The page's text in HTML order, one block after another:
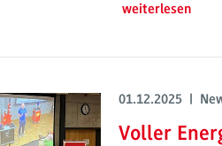
weiterlesen
01.12.2025 |
Voller